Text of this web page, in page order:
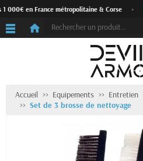
000€ en France métropolitaine & Corse
Accueil Equipements Entretien
Set de 3 brosse de nettoyage